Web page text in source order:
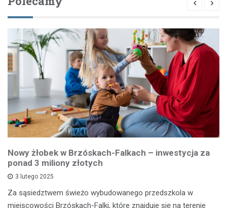
Nowy żłobek w Brzóskach-Falkach – inwestycja za
ponad 3 miliony złotych
3 lutego 2025
Za sąsiedztwem świeżo wybudowanego przedszkola w
miejscowości Brzóskach-Falki, które znajduje się na terenie